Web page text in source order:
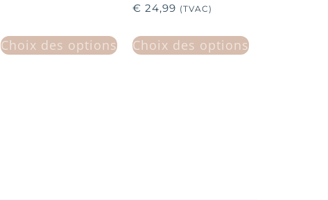
Choix des options
€ 24,99 (TVAC)
Choix des options